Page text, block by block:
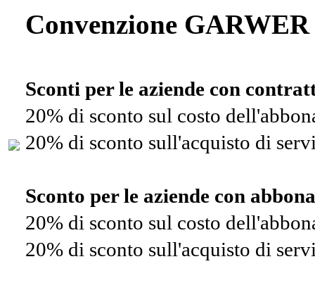
Convenzione
Sconti per le aziende con
20% di sconto sul costo
20% di sconto sull'acquisto di
Sconto per le aziende con
20% di sconto sul costo
20% di sconto sull'acquisto di